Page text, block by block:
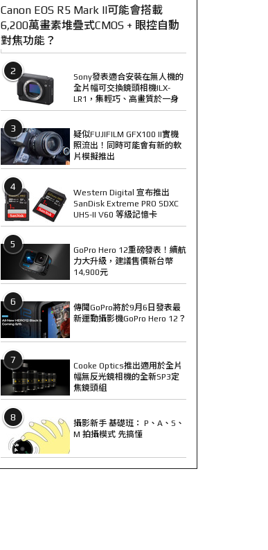
Canon EOS R5 Mark II可能會搭載
6,200萬畫素堆疊式CMOS + 眼控自動
對焦功能？
2
Sony發表適合安裝在無人機的
全片幅可交換鏡頭相機ILX-
LR1，集輕巧、高畫質於一身
3
疑似FUJIFILM GFX100 II實機
照流出！同時可能會有新的軟
片模擬推出
4
Western Digital 宣布推出
SanDisk Extreme PRO SDXC
UHS-II V60 等級記憶卡
5
GoPro Hero 12重磅發表！續航
力大升級，建議售價新台幣
14,900元
6
傳聞GoPro將於9月6日發表最
新運動攝影機GoPro Hero 12？
7
Cooke Optics推出適用於全片
幅無反光鏡相機的全新SP3定
焦鏡頭組
8
攝影新手 基礎班： P、A、S、
M 拍攝模式 先搞懂